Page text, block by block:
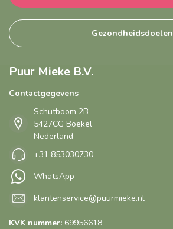
Gezondheidsdoelen
Puur Mieke B.V.
Contactgegevens
Schutboom 2B
5427CG Boekel
Nederland
+31 853030730
WhatsApp
klantenservice@puurmieke.nl
KVK nummer: 69956618